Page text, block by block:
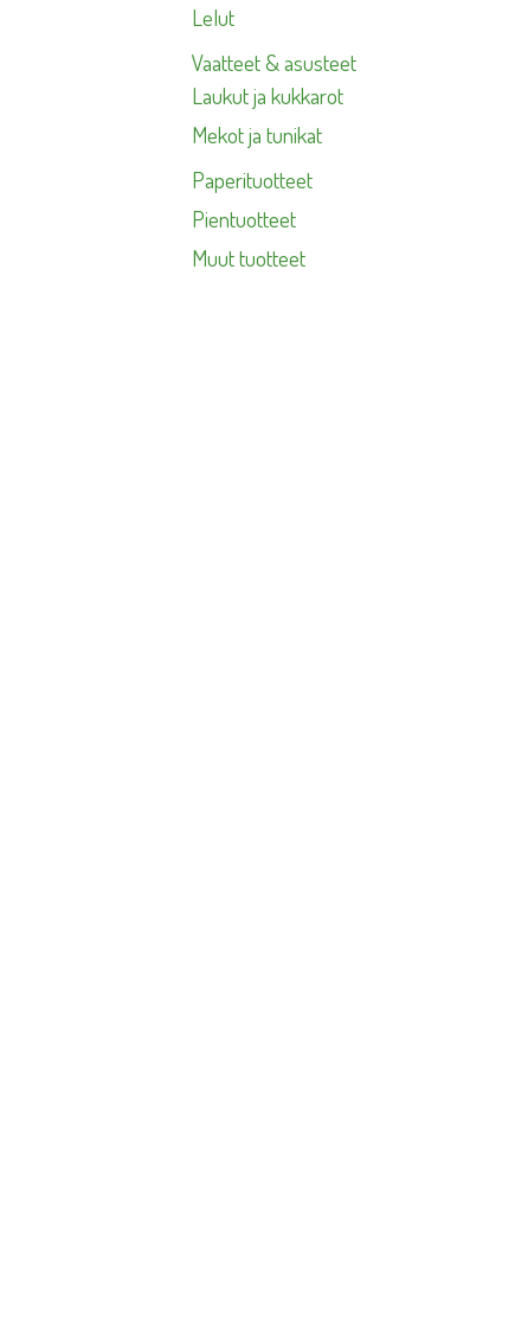
Lelut
Vaatteet & asusteet
Laukut ja kukkarot
Mekot ja tunikat
Paperituotteet
Pientuotteet
Muut tuotteet